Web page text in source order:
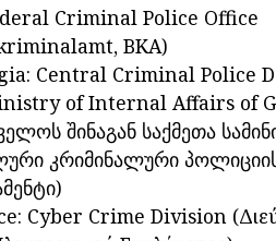
Criminal Police Office
BKA)
Central Criminal Police
of Internal Affairs of
შინაგან საქმეთა
კრიმინალური
Cyber Crime Division